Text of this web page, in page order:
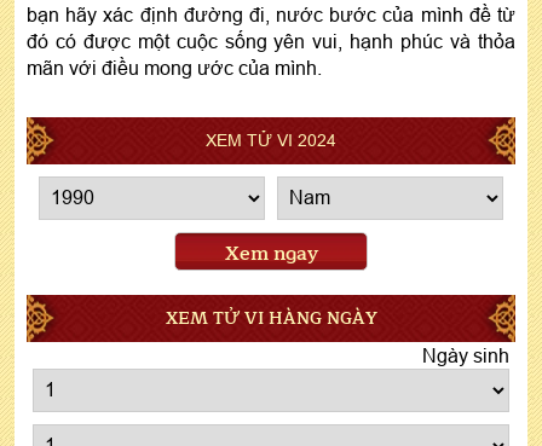
bạn hãy xác định đường đi, nước bước của mình đề từ
đó có được một cuộc sống yên vui, hạnh phúc và thỏa
mãn với điều mong ước của mình.
XEM TỬ VI 2024
Xem ngay
XEM TỬ VI HÀNG NGÀY
Ngày sinh